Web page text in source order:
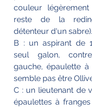
couleur
reste de la
détenteur d'un sabre).
B : un aspirant de
seul galon,
gauche, épaulette à
semble pas être
C : un lieutenant de
épaulettes à